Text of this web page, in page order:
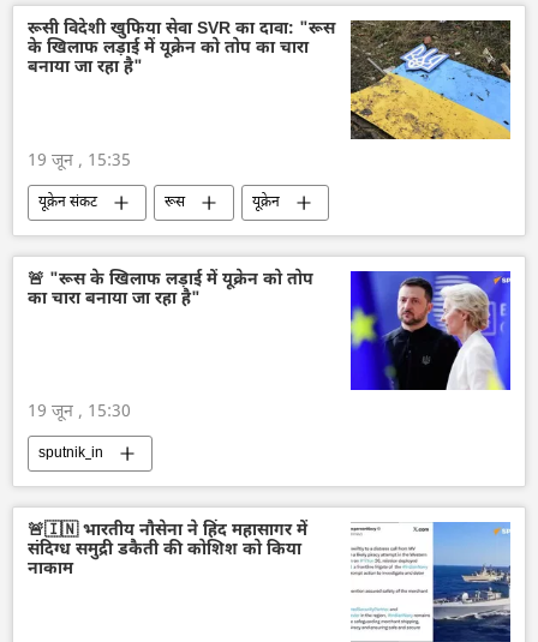
कीव
वाशिंगटन
वाशिंगटन डीसी
रूसी सेना
रूसी विदेशी खुफिया सेवा SVR का दावा: "रूस
के खिलाफ लड़ाई में यूक्रेन को तोप का चारा
बनाया जा रहा है"
19 जून , 15:35
यूक्रेन संकट रूस
यूक्रेन
यूरोपीय संघ
🚨 "रूस के खिलाफ लड़ाई में यूक्रेन को तोप
का चारा बनाया जा रहा है"
19 जून , 15:30
sputnik_in
🚨🇮🇳 भारतीय नौसेना ने हिंद महासागर में
संदिग्ध समुद्री डकैती की कोशिश को किया
नाकाम